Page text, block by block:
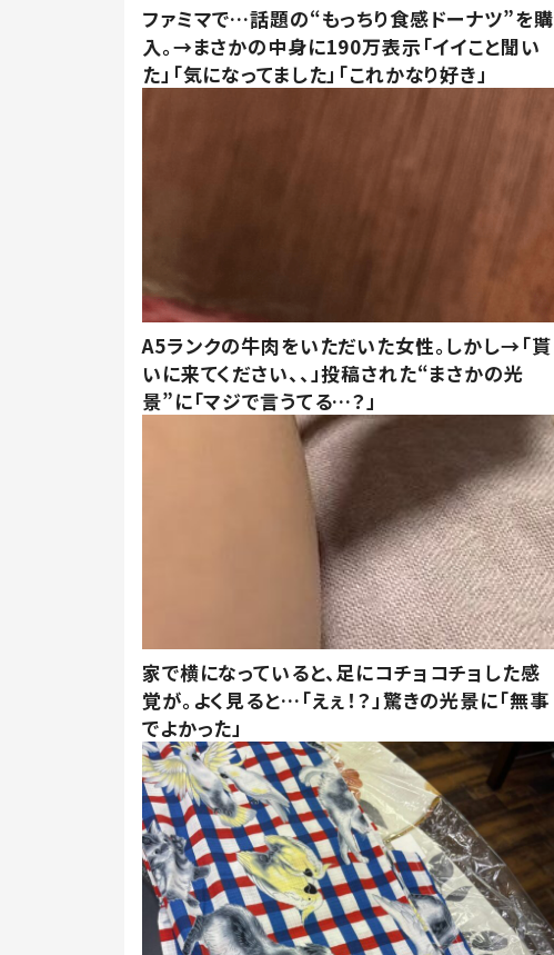
ファミマで…話題の“もっちり食感ドーナツ”を購
入。→まさかの中身に190万表示「イイこと聞い
た」「気になってました」「これかなり好き」
A5ランクの牛肉をいただいた女性。しかし→「貰
いに来てください、、」投稿された“まさかの光
景”に「マジで言うてる…？」
家で横になっていると、足にコチョコチョした感
覚が。よく見ると…「えぇ！？」驚きの光景に「無事
でよかった」